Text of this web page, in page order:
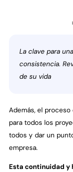
La clave para
consistencia.
de su vida
Además, el
para todos los
todos y dar un
empresa.
Esta continuidad y